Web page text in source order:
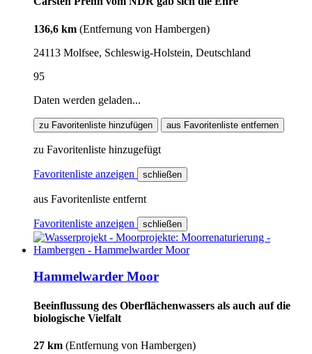
136,6 km (Entfernung von Hambergen)
24113 Molfsee, Schleswig-Holstein, Deutschland
95
Daten werden geladen...
zu Favoritenliste hinzufügen aus Favoritenliste entfernen
zu Favoritenliste hinzugefügt
Favoritenliste anzeigen schließen
aus Favoritenliste entfernt
Favoritenliste anzeigen schließen
Hammelwarder Moor
Beeinflussung des Oberflächenwassers als auch auf die
biologische Vielfalt
27 km (Entfernung von Hambergen)